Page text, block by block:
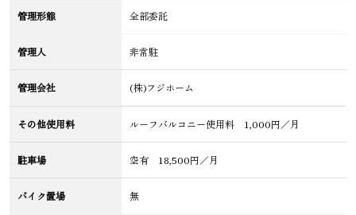
管理形態 全部委託
管理人 非常駐
管理会社 (株)フジホーム
その他使用料 ルーフバルコニー使用料 1,000円／月
駐車場 空有 18,500円／月
バイク置場 無